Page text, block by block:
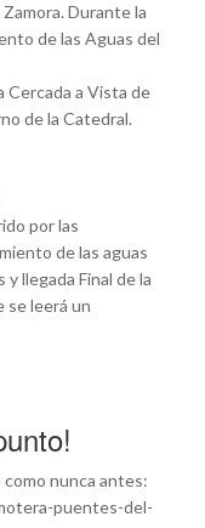
Durante la
de las Aguas del
Cercada a Vista de
de la Catedral.
por las
de las aguas
y llegada Final de la
se leerá un
nunca antes:
puentes-del-